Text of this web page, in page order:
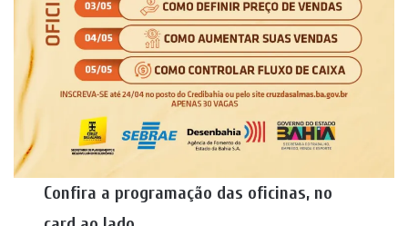
Confira a programação das oficinas, no